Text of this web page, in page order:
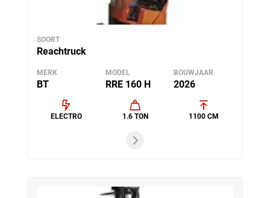
SOORT
Reachtruck
MERK
BT
MODEL
RRE 160 H
BOUWJAAR
2026
ELECTRO 1.6 TON 1100 CM